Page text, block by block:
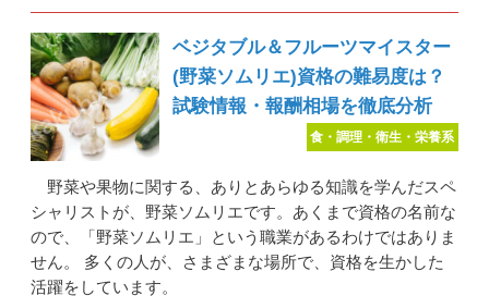
ベジタブル＆フルーツマイスター
(野菜ソムリエ)資格の難易度は？
試験情報・報酬相場を徹底分析
食・調理・衛生・栄養系
野菜や果物に関する、ありとあらゆる知識を学んだスペ
シャリストが、野菜ソムリエです。あくまで資格の名前な
ので、「野菜ソムリエ」という職業があるわけではありま
せん。 多くの人が、さまざまな場所で、資格を生かした
活躍をしています。